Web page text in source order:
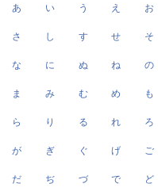
あ い う え お
さ し す せ そ
な に ぬ ね の
ま み む め も
ら り る れ ろ
が ぎ ぐ げ ご
だ ぢ づ で ど